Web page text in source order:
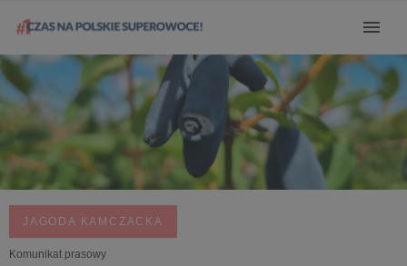
JAGODA KAMCZACKA
Komunikat prasowy